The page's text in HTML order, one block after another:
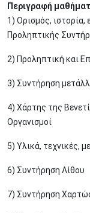
Περιγραφή
1) Ορισμός, ιστορία,
Προληπτικής
2) Προληπτική και
3) Συντήρηση
4) Χάρτης της
Οργανισμοί
5) Υλικά, τεχνικές,
6) Συντήρηση Λίθου
7) Συντήρηση